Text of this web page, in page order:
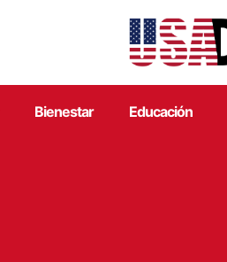
Bienestar Educación